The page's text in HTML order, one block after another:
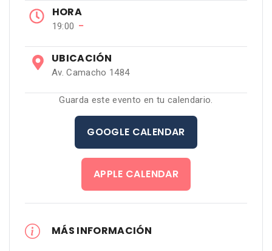
HORA
19:00 −
UBICACIÓN
Av. Camacho 1484
Guarda este evento en tu calendario.
GOOGLE CALENDAR
APPLE CALENDAR
MÁS INFORMACIÓN